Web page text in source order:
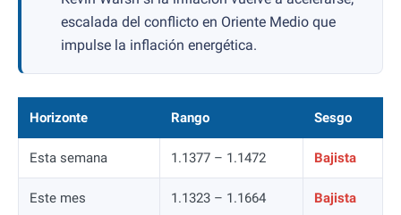
escalada del conflicto en Oriente Medio que
impulse la inflación energética.
Horizonte Rango Sesgo
Esta semana 1.1377 – 1.1472 Bajista
Este mes 1.1323 – 1.1664 Bajista